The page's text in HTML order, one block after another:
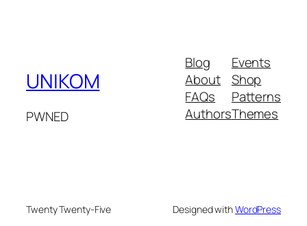
UNIKOM
PWNED
Blog
About
FAQs
Authors
Events
Shop
Patterns
Themes
Twenty Twenty-Five Designed withWordPress